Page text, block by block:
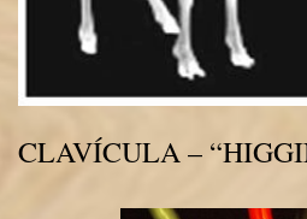
CLAVÍCULA –